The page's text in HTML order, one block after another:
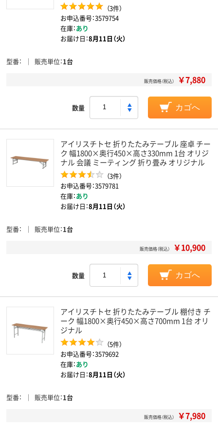
（3件）
お申込番号：3579754
在庫：あり
お届け日：8月11日（火）
型番 販売単位 1台
販売価格（税込） ￥7,880
数量 カゴへ
アイリスチトセ 折りたたみテーブル 座卓 チー
ク 幅1800×奥行450×高さ330mm 1台 オリジ
ナル 会議 ミーティング 折り畳み オリジナル
（3件）
お申込番号：3579781
在庫：あり
お届け日：8月11日（火）
型番 販売単位 1台
販売価格（税込） ￥10,900
数量 カゴへ
アイリスチトセ 折りたたみテーブル 棚付き チ
ーク 幅1800×奥行450×高さ700mm 1台 オリ
ジナル
（5件）
お申込番号：3579692
在庫：あり
お届け日：8月11日（火）
型番 販売単位 1台
販売価格（税込） ￥7,980